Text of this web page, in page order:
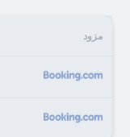
مزود